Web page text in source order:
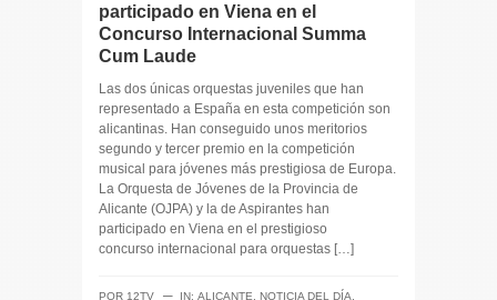
participado en Viena en el
Concurso Internacional Summa
Cum Laude
Las dos únicas orquestas juveniles que han
representado a España en esta competición son
alicantinas. Han conseguido unos meritorios
segundo y tercer premio en la competición
musical para jóvenes más prestigiosa de Europa.
La Orquesta de Jóvenes de la Provincia de
Alicante (OJPA) y la de Aspirantes han
participado en Viena en el prestigioso
concurso internacional para orquestas […]
POR 12TV ─ IN: ALICANTE, NOTICIA DEL DÍA,